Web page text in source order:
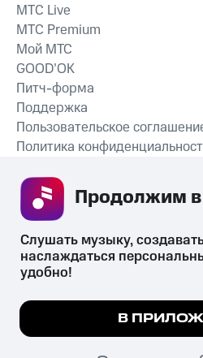
СКАЧАТЬ
MTС Live
MTС Premium
Мой МТС
GOOD’OK
Питч-форма
Поддержка
Пользовательское
Политика
психотропных веществ, их
их незаконный оборот запрещён и
законодательством
© 2026 ООО «КИОН».
Мы используем куки, чтобы
Подробнее
Слушать музыку,
наслаждаться
удобно!
В